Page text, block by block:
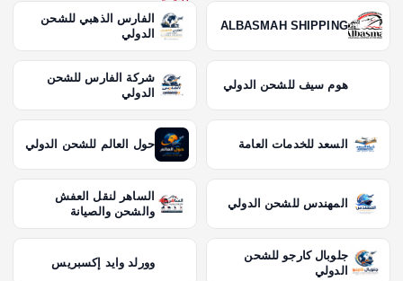
ALBASMAH SHIPPING
الفارس الذهبي للشحن
الدولي
هوم سيف للشحن الدولي
شركة الفارس للشحن
الدولي
السعد للخدمات العامة حول العالم للشحن الدولي
المهندس للشحن الدولي
الساهر لنقل العفش
والشحن والصيانة
جلوبال كارجو للشحن
الدولي
وورلد وايد إكسبريس